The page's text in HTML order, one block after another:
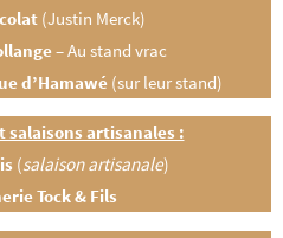
(Justin Merck)
– Au stand vrac
d’Hamawé(sur leur stand)
salaisons artisanales :
(salaison artisanale)
Tock & Fils